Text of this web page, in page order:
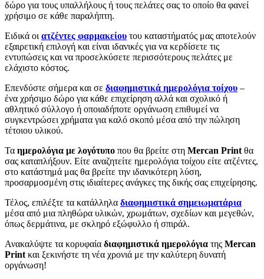
δώρο για τους υπαλλήλους ή τους πελάτες σας το οποίο θα φανεί
χρήσιμο σε κάθε παραλήπτη.
Ειδικά οι ατζέντες φαρμακείου του καταστήματός μας αποτελούν
εξαιρετική επιλογή και είναι ιδανικές για να κερδίσετε τις
εντυπώσεις και να προσελκύσετε περισσότερους πελάτες με
ελάχιστο κόστος.
Επενδύστε σήμερα και σε διαφημιστικά ημερολόγια τοίχου –
ένα χρήσιμο δώρο για κάθε επιχείρηση αλλά και σχολικό ή
αθλητικό σύλλογο ή οποιαδήποτε οργάνωση επιθυμεί να
συγκεντρώσει χρήματα για καλό σκοπό μέσα από την πώληση
τέτοιου υλικού.
Τα ημερολόγια με λογότυπο που θα βρείτε στη Mercan Print θα
σας καταπλήξουν. Είτε αναζητείτε ημερολόγια τοίχου είτε ατζέντες,
στο κατάστημά μας θα βρείτε την ιδανικότερη λύση,
προσαρμοσμένη στις ιδιαίτερες ανάγκες της δικής σας επιχείρησης.
Τέλος, επιλέξτε τα κατάλληλα διαφημιστικά σημειωματάρια
μέσα από μια πληθώρα υλικών, χρωμάτων, σχεδίων και μεγεθών,
όπως δερμάτινα, με σκληρό εξώφυλλο ή σπιράλ.
Ανακαλύψτε τα κορυφαία διαφημιστικά ημερολόγια της Mercan
Print και ξεκινήστε τη νέα χρονιά με την καλύτερη δυνατή
οργάνωση!